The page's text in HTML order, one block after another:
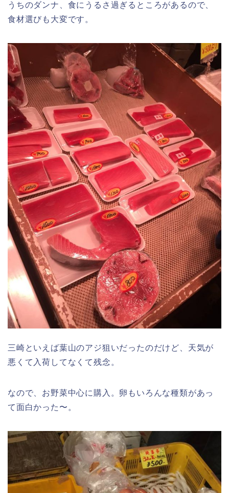
うちのダンナ、食にうるさ過ぎるところがあるので、
食材選びも大変です。
三崎といえば葉山のアジ狙いだったのだけど、天気が
悪くて入荷してなくて残念。
なので、お野菜中心に購入。卵もいろんな種類があっ
て面白かった〜。